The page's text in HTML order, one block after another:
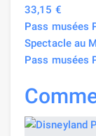
33,15 €
Pass musées
Spectacle au
Pass musées